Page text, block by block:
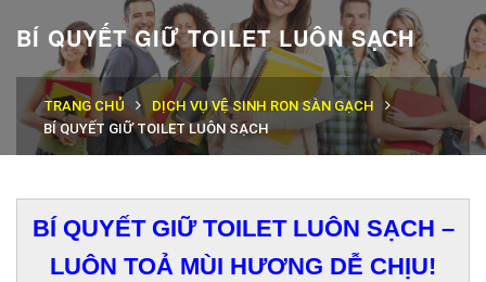
BÍ QUYẾT GIỮ TOILET LUÔN SẠCH
TRANG CHỦ
DỊCH VỤ VỆ SINH RON SÀN GẠCH
BÍ QUYẾT GIỮ TOILET LUÔN SẠCH
BÍ QUYẾT GIỮ TOILET LUÔN SẠCH –
LUÔN TOẢ MÙI HƯƠNG DỄ CHỊU!